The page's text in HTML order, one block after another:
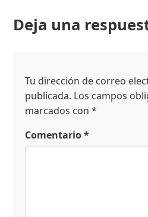
Deja una
Tu dirección de correo
publicada. Los campos
marcados con*
Comentario*